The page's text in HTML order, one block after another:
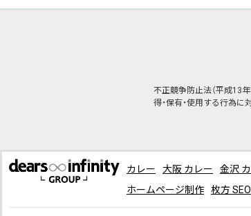
不正競争防止法（平成13
得・保有・使用する行為
カレー 大阪 カレー 金沢
ホームページ制作
枚方 SEO